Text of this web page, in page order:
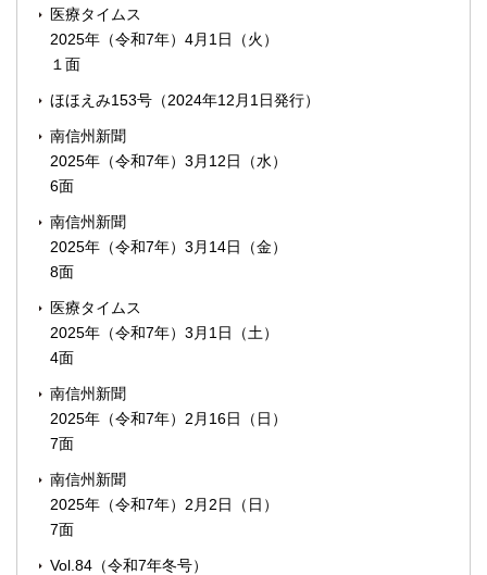
医療タイムス
2025年（令和7年）4月1日（火）
１面
ほほえみ153号（2024年12月1日発行）
南信州新聞
2025年（令和7年）3月12日（水）
6面
南信州新聞
2025年（令和7年）3月14日（金）
8面
医療タイムス
2025年（令和7年）3月1日（土）
4面
南信州新聞
2025年（令和7年）2月16日（日）
7面
南信州新聞
2025年（令和7年）2月2日（日）
7面
Vol.84（令和7年冬号）